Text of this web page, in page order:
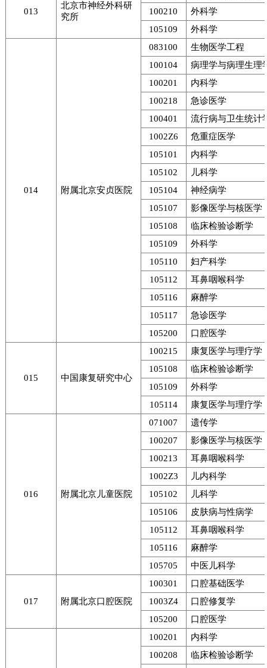
013
北京市神经外科研
究所
100210
外科学
105109
外科学
014 附属北京安贞医院
083100
生物医学工程
100104
病理学与病理生理
100201
内科学
100218
急诊医学
100401
流行病与卫生统计
1002Z6
危重症医学
105101
内科学
105102
儿科学
105104
神经病学
105107
影像医学与核医学
105108
临床检验诊断学
105109
外科学
105110
妇产科学
105112
耳鼻咽喉科学
105116
麻醉学
105117
急诊医学
105200
口腔医学
015 中国康复研究中心
100215
康复医学与理疗学
105108
临床检验诊断学
105109
外科学
105114
康复医学与理疗学
016 附属北京儿童医院
071007
遗传学
100207
影像医学与核医学
100213
耳鼻咽喉科学
1002Z3
儿内科学
105102
儿科学
105106
皮肤病与性病学
105112
耳鼻咽喉科学
105116
麻醉学
105705
中医儿科学
017 附属北京口腔医院
100301
口腔基础医学
1003Z4
口腔修复学
105200
口腔医学
100201
内科学
100208
临床检验诊断学